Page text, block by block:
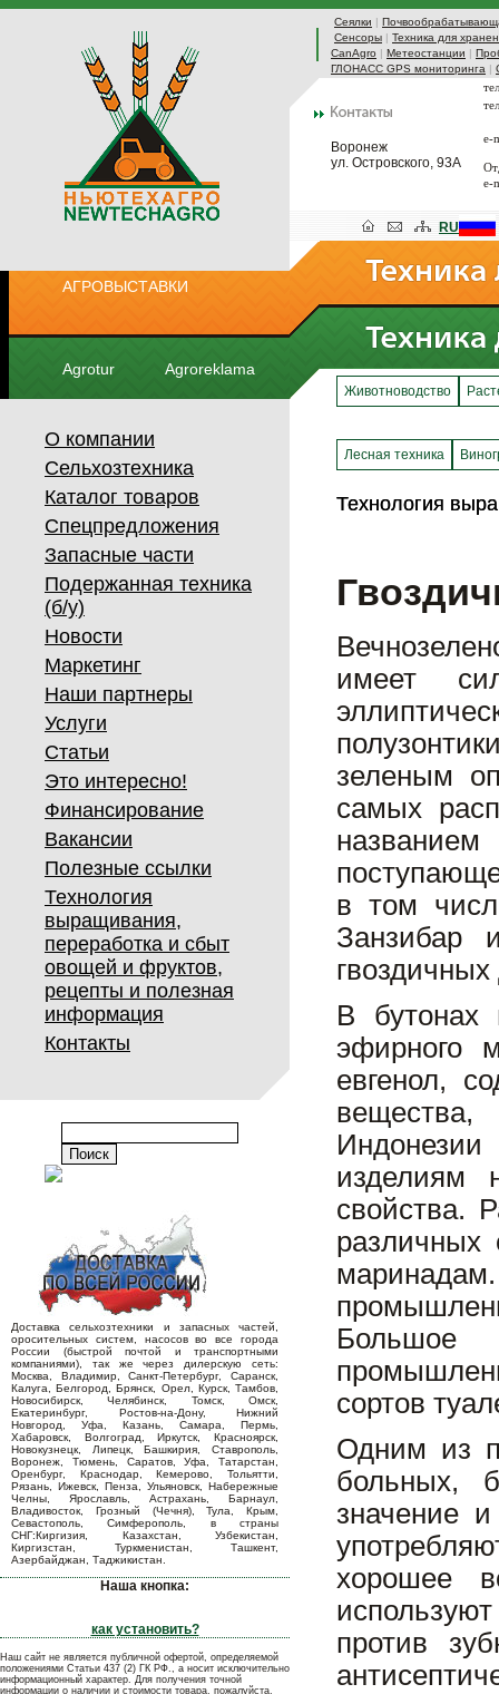
Сеялки |
Сенсоры | Техника для
CanAgro | Метеостанции |
ГЛОНАСС GPS мониторинга |
Воронеж
ул. Островского, 93А
e-
e-
АГРОВЫСТАВКИ
Agrotur Agroreklama
RU
О компании
Сельхозтехника
Каталог товаров
Спецпредложения
Запасные части
Подержанная техника
(б/у)
Новости
Маркетинг
Наши партнеры
Услуги
Статьи
Это интересно!
Финансирование
Вакансии
Полезные ссылки
Технология
выращивания,
переработка и сбыт
овощей и фруктов,
рецепты и полезная
информация
Контакты
Доставка сельхозтехники и запасных частей,
оросительных систем, насосов во все города
России (быстрой почтой и транспортными
компаниями), так же через дилерскую сеть:
Москва, Владимир, Санкт-Петербург, Саранск,
Калуга, Белгород, Брянск, Орел, Курск, Тамбов,
Новосибирск, Челябинск, Томск, Омск,
Екатеринбург, Ростов-на-Дону, Нижний
Новгород, Уфа, Казань, Самара, Пермь,
Хабаровск, Волгоград, Иркутск, Красноярск,
Новокузнецк, Липецк, Башкирия, Ставрополь,
Воронеж, Тюмень, Саратов, Уфа, Татарстан,
Оренбург, Краснодар, Кемерово, Тольятти,
Рязань, Ижевск, Пенза, Ульяновск, Набережные
Челны, Ярославль, Астрахань, Барнаул,
Владивосток, Грозный (Чечня), Тула, Крым,
Севастополь, Симферополь, в страны
СНГ:Киргизия, Казахстан, Узбекистан,
Киргизстан, Туркменистан, Ташкент,
Азербайджан, Таджикистан.
Наша кнопка:
как установить?
Наш сайт не является публичной офертой, определяемой
положениями Статьи 437 (2) ГК РФ., а носит исключительно
информационный характер. Для получения точной
информации о наличии и стоимости товара, пожалуйста,
Животноводство
Лесная техника
Технология
Технология
имеет
зеленым
самых
в том
Занзибар
В бутонах
эфирного
евгенол,
Индонезии
изделиям
свойства.
Большое
сортов
Одним из
больных,
значение
хорошее
против